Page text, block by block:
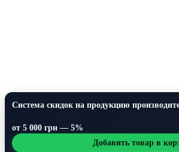
Система скидок на продукцию
от 5 000 грн — 5%
Добавить товар в